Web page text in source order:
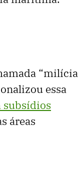
“milícia
essa
subsídios
áreas